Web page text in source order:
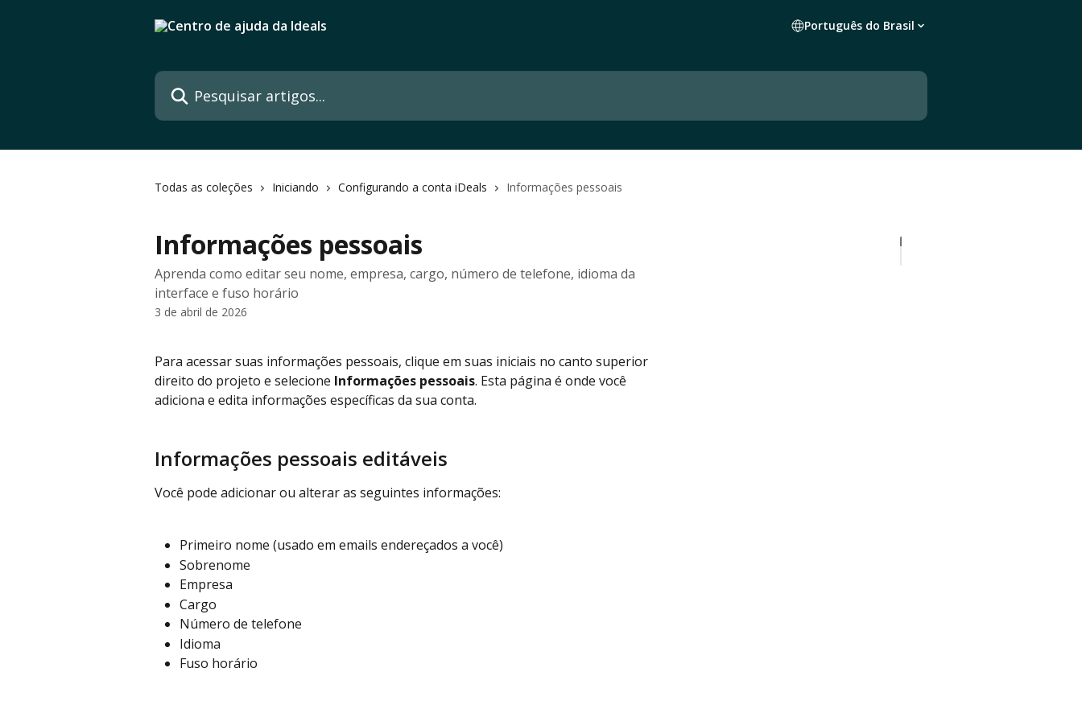
Português do Brasil
Pesquisar artigos...
Todas as coleções Iniciando Configurando a conta iDeals Informações pessoais
Informações pessoais
Aprenda como editar seu nome, empresa, cargo, número de telefone, idioma da
interface e fuso horário
3 de abril de 2026
Para acessar suas informações pessoais, clique em suas iniciais no canto superior
direito do projeto e selecione Informações pessoais. Esta página é onde você
adiciona e edita informações específicas da sua conta.
Informações pessoais editáveis
Você pode adicionar ou alterar as seguintes informações:
Primeiro nome (usado em emails endereçados a você)
Sobrenome
Empresa
Cargo
Número de telefone
Idioma
Fuso horário